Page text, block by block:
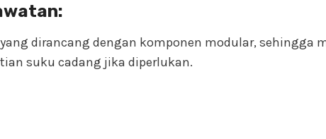
dirancang dengan komponen modular, sehingga
suku cadang jika diperlukan.